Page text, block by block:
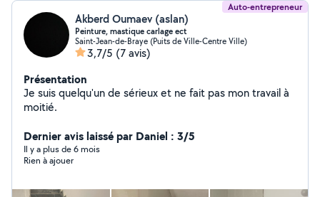
Auto-entrepreneur
Akberd Oumaev (aslan)
Peinture, mastique carlage ect
Saint-Jean-de-Braye (Puits de Ville-Centre Ville)
3,7/5 (7 avis)
Présentation
Je suis quelqu'un de sérieux et ne fait pas mon travail à
moitié.
Dernier avis laissé par Daniel : 3/5
Il y a plus de 6 mois
Rien à ajouer